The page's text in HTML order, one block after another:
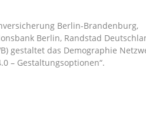
Berlin-Brandenburg,
Berlin, Randstad
gestaltet das Demographie
– Gestaltungsoptionen“.